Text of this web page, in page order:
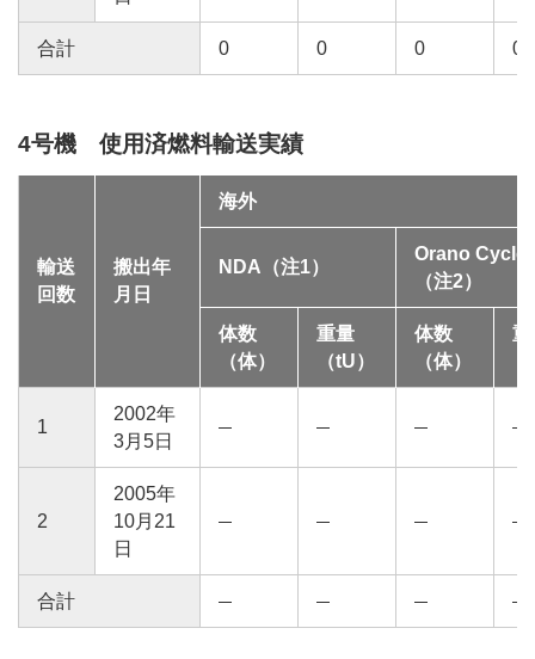
合計 0 0 0 0
4号機 使用済燃料輸送実績
輸送
回数
搬出年
月日
海外
NDA（注1）
Orano Cycle
（注2）
体数
（体）
重量
（tU）
体数
（体）
重
1
2002年
3月5日
2
2005年
10月21
日
合計